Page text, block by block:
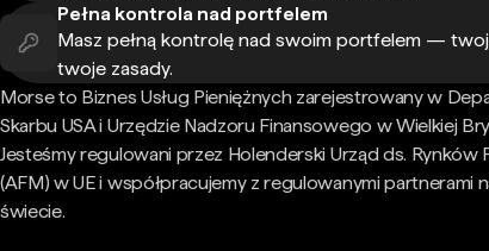
Pełna kontrola nad portfelem
Masz pełną kontrolę nad swoim portfelem —
twoje zasady.
Morse to Biznes Usług Pieniężnych zarejestrowany w
Skarbu USA i Urzędzie Nadzoru Finansowego w Wielkiej
Jesteśmy regulowani przez Holenderski Urząd ds. Rynków
(AFM) w UE i współpracujemy z regulowanymi partnerami
świecie.